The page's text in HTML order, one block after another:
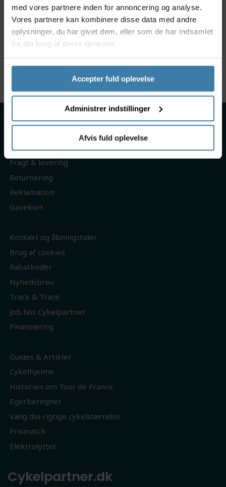
med vores partnere inden for annoncering og analyse.
Vores partnere kan kombinere disse data med andre
oplysninger, du har givet dem, eller som de har indsamlet
fra din brug af deres tjenester.
Accepter fuld oplevelse
Administrer indstillinger
Afvis fuld oplevelse
Shimano indre enhed med leje til bagnav
Gruppe: Ingen
Model: Shimano FH-TC500
Om os
Persondatapolitik
Fragt & levering
Returnering
Reklamation
Gavekort
Kontakt og åbningstider
Brug af cookies
Rabatkoder
Nyhedsbrev
Track & Trace
Job hos Cykelpartner
Finansiering
Guides & Artikler
Cykelhjelme
Historien om Tour de France
Egerberegner
Vælg din rigtige cykelstørrelse
Prismatch
Elektrolytter
Cykelpartner.dk